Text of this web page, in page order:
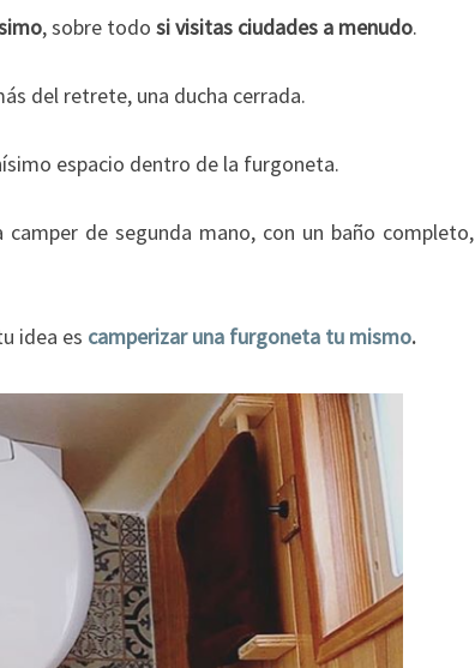
, sobre todo si visitas ciudades a menudo.
del retrete, una ducha cerrada.
espacio dentro de la furgoneta.
de segunda mano, con un baño completo,
idea es camperizar una furgoneta tu mismo.